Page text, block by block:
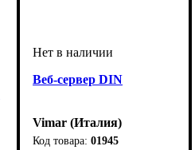
Веб-сервер DIN
Vimar (Италия)
01945